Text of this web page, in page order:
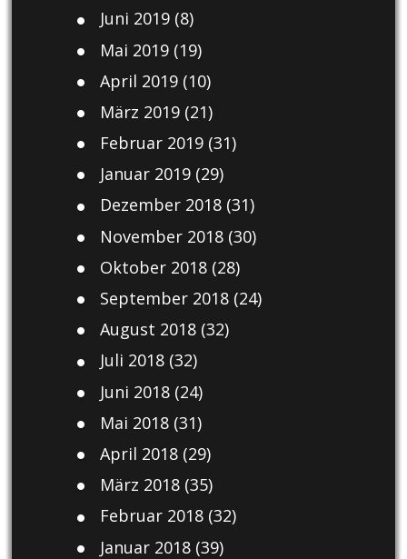
Juni 2019(8)
Mai 2019(19)
April 2019(10)
März 2019(21)
Februar 2019(31)
Januar 2019(29)
Dezember 2018(31)
November 2018(30)
Oktober 2018(28)
September 2018(24)
August 2018(32)
Juli 2018(32)
Juni 2018(24)
Mai 2018(31)
April 2018(29)
März 2018(35)
Februar 2018(32)
Januar 2018(39)